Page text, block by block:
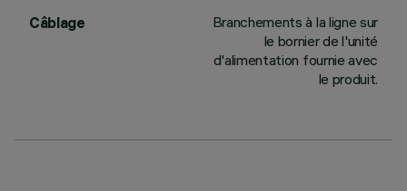
Câblage
Branchements à la ligne sur
le bornier de l'unité
d'alimentation fournie avec
le produit.